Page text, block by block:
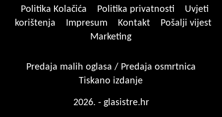
Politika Kolačića Politika privatnosti
Uvjeti
korištenja
Impresum Kontakt
Pošalji vijest
Marketing
Predaja malih oglasa / Predaja osmrtnica
Tiskano izdanje
2026. - glasistre.hr